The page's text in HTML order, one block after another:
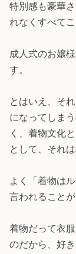
特別感も豪華
れなくすべて
成人式のお嬢
す。
とはいえ、そ
になってしま
く、着物文化
として、それ
よく「着物は
言われることが
着物だって衣
のだから、好